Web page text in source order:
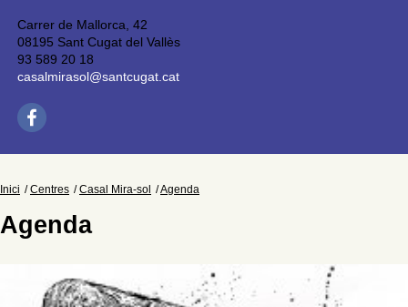
Carrer de Mallorca, 42
08195 Sant Cugat del Vallès
93 589 20 18
casalmirasol@santcugat.cat
Inici Centres Casal Mira-sol Agenda
Agenda